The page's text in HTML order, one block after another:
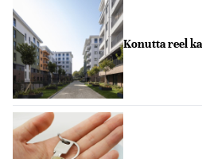
Konutta reel